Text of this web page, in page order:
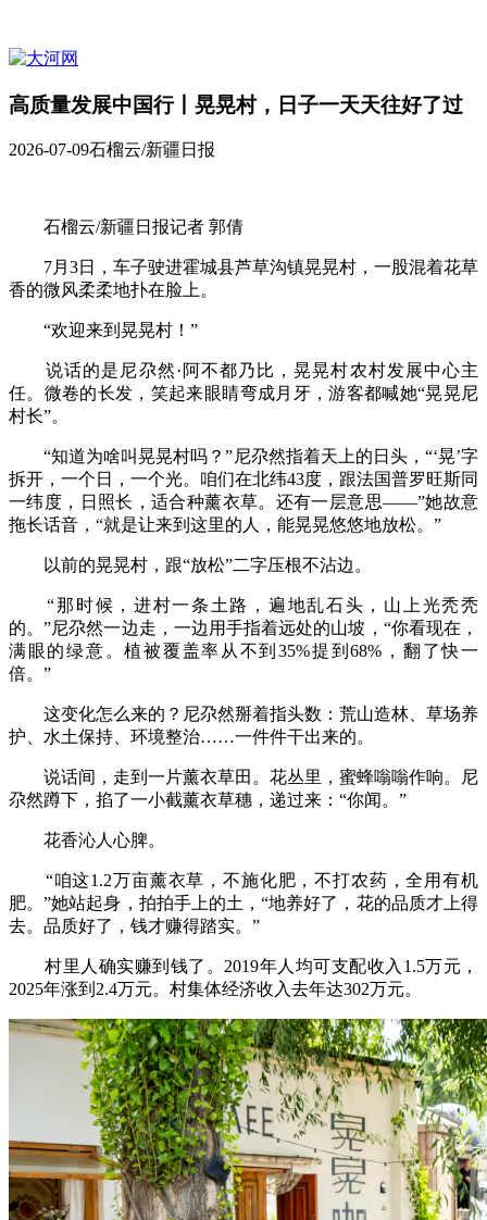
高质量发展中国行丨晃晃村，日子一天天往好了过
2026-07-09石榴云/新疆日报
石榴云/新疆日报记者 郭倩
7月3日，车子驶进霍城县芦草沟镇晃晃村，一股混着花草
香的微风柔柔地扑在脸上。
“欢迎来到晃晃村！”
说话的是尼尕然·阿不都乃比，晃晃村农村发展中心主
任。微卷的长发，笑起来眼睛弯成月牙，游客都喊她“晃晃尼
村长”。
“知道为啥叫晃晃村吗？”尼尕然指着天上的日头，“‘晃’字
拆开，一个日，一个光。咱们在北纬43度，跟法国普罗旺斯同
一纬度，日照长，适合种薰衣草。还有一层意思——”她故意
拖长话音，“就是让来到这里的人，能晃晃悠悠地放松。”
以前的晃晃村，跟“放松”二字压根不沾边。
“那时候，进村一条土路，遍地乱石头，山上光秃秃
的。”尼尕然一边走，一边用手指着远处的山坡，“你看现在，
满眼的绿意。植被覆盖率从不到35%提到68%，翻了快一
倍。”
这变化怎么来的？尼尕然掰着指头数：荒山造林、草场养
护、水土保持、环境整治……一件件干出来的。
说话间，走到一片薰衣草田。花丛里，蜜蜂嗡嗡作响。尼
尕然蹲下，掐了一小截薰衣草穗，递过来：“你闻。”
花香沁人心脾。
“咱这1.2万亩薰衣草，不施化肥，不打农药，全用有机
肥。”她站起身，拍拍手上的土，“地养好了，花的品质才上得
去。品质好了，钱才赚得踏实。”
村里人确实赚到钱了。2019年人均可支配收入1.5万元，
2025年涨到2.4万元。村集体经济收入去年达302万元。